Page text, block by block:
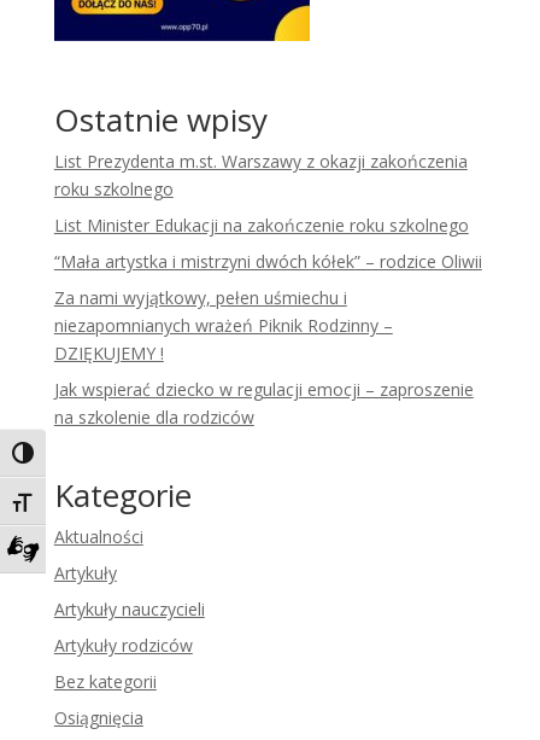
Toggle High Contrast
Toggle Font size
Zadzwoń do tłumacza języka migowego
Ostatnie wpisy
List Prezydenta m.st. Warszawy z okazji zakończenia
roku szkolnego
List Minister Edukacji na zakończenie roku szkolnego
“Mała artystka i mistrzyni dwóch kółek” – rodzice Oliwii
Za nami wyjątkowy, pełen uśmiechu i
niezapomnianych wrażeń Piknik Rodzinny –
DZIĘKUJEMY !
Jak wspierać dziecko w regulacji emocji – zaproszenie
na szkolenie dla rodziców
Kategorie
Aktualności
Artykuły
Artykuły nauczycieli
Artykuły rodziców
Bez kategorii
Osiągnięcia